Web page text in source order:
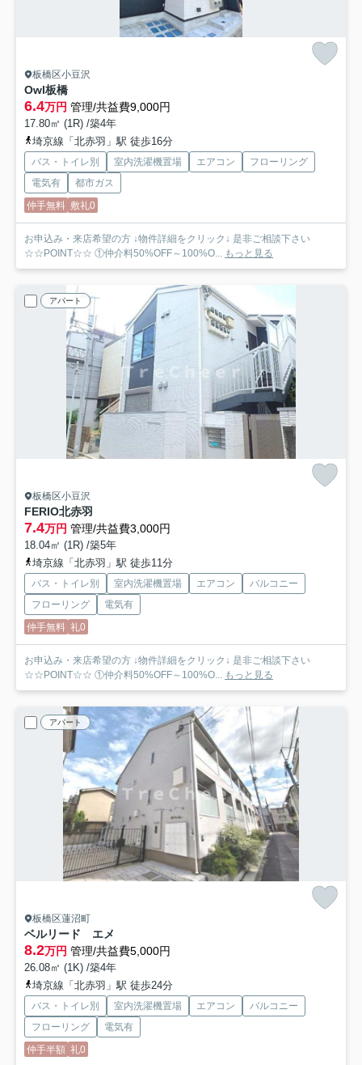
板橋区小豆沢
Owl板橋
6.4万円 管理/共益費9,000円
17.80㎡ (1R) /築4年
埼京線「北赤羽」駅 徒歩16分
バス・トイレ別 室内洗濯機置場 エアコン
フローリング
電気有
都市ガス
仲手無料 敷礼0
お申込み・来店希望の方 ↓物件詳細をクリック↓ 是非ご相談下さい
☆☆POINT☆☆ ①仲介料50%OFF～100%O... もっと見る
アパート
板橋区小豆沢
FERIO北赤羽
7.4万円 管理/共益費3,000円
18.04㎡ (1R) /築5年
埼京線「北赤羽」駅 徒歩11分
バス・トイレ別 室内洗濯機置場 エアコン
バルコニー
フローリング
電気有
仲手無料 礼0
お申込み・来店希望の方 ↓物件詳細をクリック↓ 是非ご相談下さい
☆☆POINT☆☆ ①仲介料50%OFF～100%O... もっと見る
アパート
板橋区蓮沼町
ベルリード エメ
8.2万円 管理/共益費5,000円
26.08㎡ (1K) /築4年
埼京線「北赤羽」駅 徒歩24分
バス・トイレ別 室内洗濯機置場 エアコン
バルコニー
フローリング
電気有
仲手半額 礼0